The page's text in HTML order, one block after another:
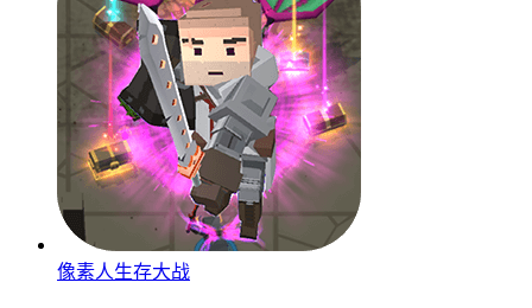
像素人生存大战